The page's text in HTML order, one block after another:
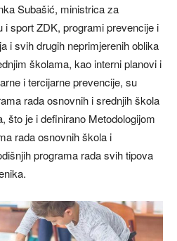
Subašić, ministrica za
i sport ZDK, programi prevencije i
i svih drugih neprimjerenih oblika
školama, kao interni planovi i
i tercijarne prevencije, su
rada osnovnih i srednjih škola
što je i definirano Metodologijom
rada osnovnih škola i
programa rada svih tipova